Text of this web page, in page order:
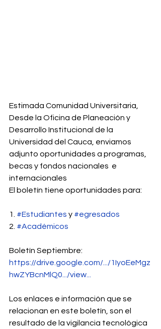
Estimada Comunidad Universitaria,
Desde la Oficina de Planeación y
Desarrollo Institucional de la
Universidad del Cauca, enviamos
adjunto oportunidades a programas,
becas y fondos nacionales  e
internacionales
El boletín tiene oportunidades para:
1. #Estudiantes y #egresados
2. #Académicos
Boletín Septiembre:
https://drive.google.com/.../1IyoEeMgz
hwZYBcnMlQ0.../view...
Los enlaces e información que se
relacionan en este boletín, son el
resultado de la vigilancia tecnológica